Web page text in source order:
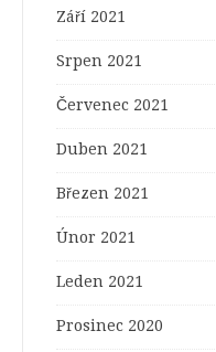
Září 2021
Srpen 2021
Červenec 2021
Duben 2021
Březen 2021
Únor 2021
Leden 2021
Prosinec 2020